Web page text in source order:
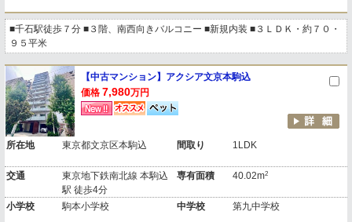
■千石駅徒歩７分 ■３階、南西向きバルコニー ■新規内装 ■３ＬＤＫ・約７０・
９５平米
【中古マンション】アクシア文京本駒込
価格 7,980万円
所在地 東京都文京区本駒込 間取り 1LDK
交通
東京地下鉄南北線 本駒込
駅 徒歩4分
専有面積 40.02m2
小学校 駒本小学校 中学校 第九中学校